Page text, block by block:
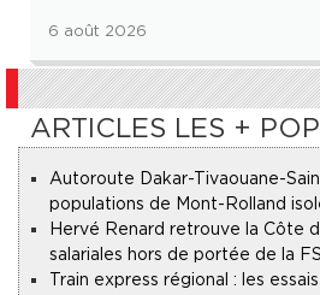
6 août 2026
ARTICLES LES +
Autoroute Dakar-Tivaouane-
populations de Mont-Rolland
Hervé Renard retrouve la Côte
salariales hors de portée de la
Train express régional : les